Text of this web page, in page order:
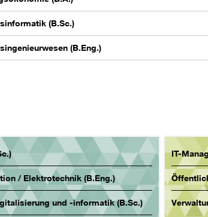
(B.Sc.)
(B.Eng.)
/ Elektrotechnik (B.Eng.)
und -informatik (B.Sc.)
IT-